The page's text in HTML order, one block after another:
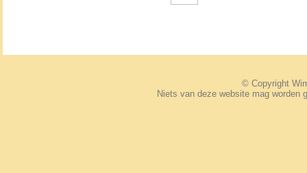
© Copyright
Niets van deze website mag worden